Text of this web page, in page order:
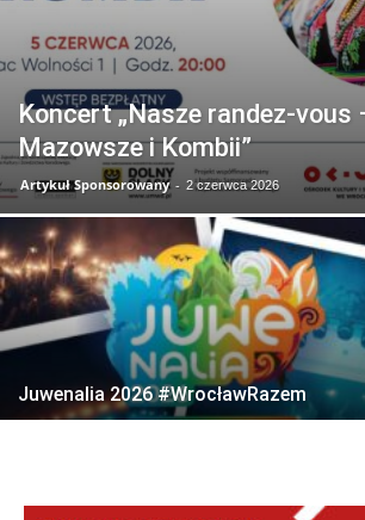
Koncert „Nasze randez-vous
Mazowsze i Kombii”
Artykuł Sponsorowany - 2 czerwca 2026
Juwenalia 2026 #WrocławRazem